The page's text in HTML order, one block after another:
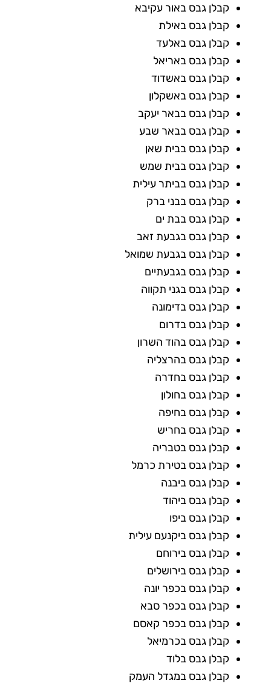
קבלן גבס באור עקיבא
קבלן גבס באילת
קבלן גבס באלעד
קבלן גבס באריאל
קבלן גבס באשדוד
קבלן גבס באשקלון
קבלן גבס בבאר יעקב
קבלן גבס בבאר שבע
קבלן גבס בבית שאן
קבלן גבס בבית שמש
קבלן גבס בביתר עילית
קבלן גבס בבני ברק
קבלן גבס בבת ים
קבלן גבס בגבעת זאב
קבלן גבס בגבעת שמואל
קבלן גבס בגבעתיים
קבלן גבס בגני תקווה
קבלן גבס בדימונה
קבלן גבס בדרום
קבלן גבס בהוד השרון
קבלן גבס בהרצליה
קבלן גבס בחדרה
קבלן גבס בחולון
קבלן גבס בחיפה
קבלן גבס בחריש
קבלן גבס בטבריה
קבלן גבס בטירת כרמל
קבלן גבס ביבנה
קבלן גבס ביהוד
קבלן גבס ביפו
קבלן גבס ביקנעם עילית
קבלן גבס בירוחם
קבלן גבס בירושלים
קבלן גבס בכפר יונה
קבלן גבס בכפר סבא
קבלן גבס בכפר קאסם
קבלן גבס בכרמיאל
קבלן גבס בלוד
קבלן גבס במגדל העמק